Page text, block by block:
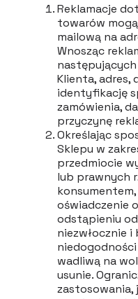
Reklamacje
towarów
mailową na
Wnosząc
Klienta, adres,
identyfikację
zamówienia,
przyczynę
Określając
Sklepu w
przedmiocie
lub prawnych
oświadczenie
odstąpieniu
niezwłocznie
wadliwą na
usunie.
zastosowania,